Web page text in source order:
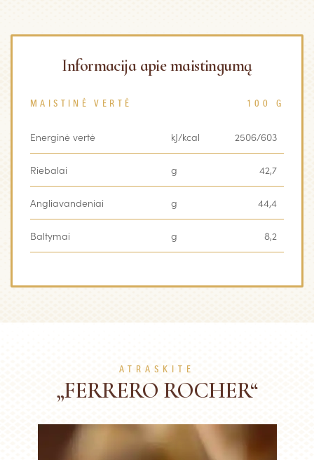
Informacija apie maistingumą
MAISTINĖ VERTĖ 100 G
Energinė vertė kJ/kcal 2506/603
Riebalai g 42,7
Angliavandeniai g 44,4
Baltymai g 8,2
ATRASKITE
„FERRERO ROCHER“